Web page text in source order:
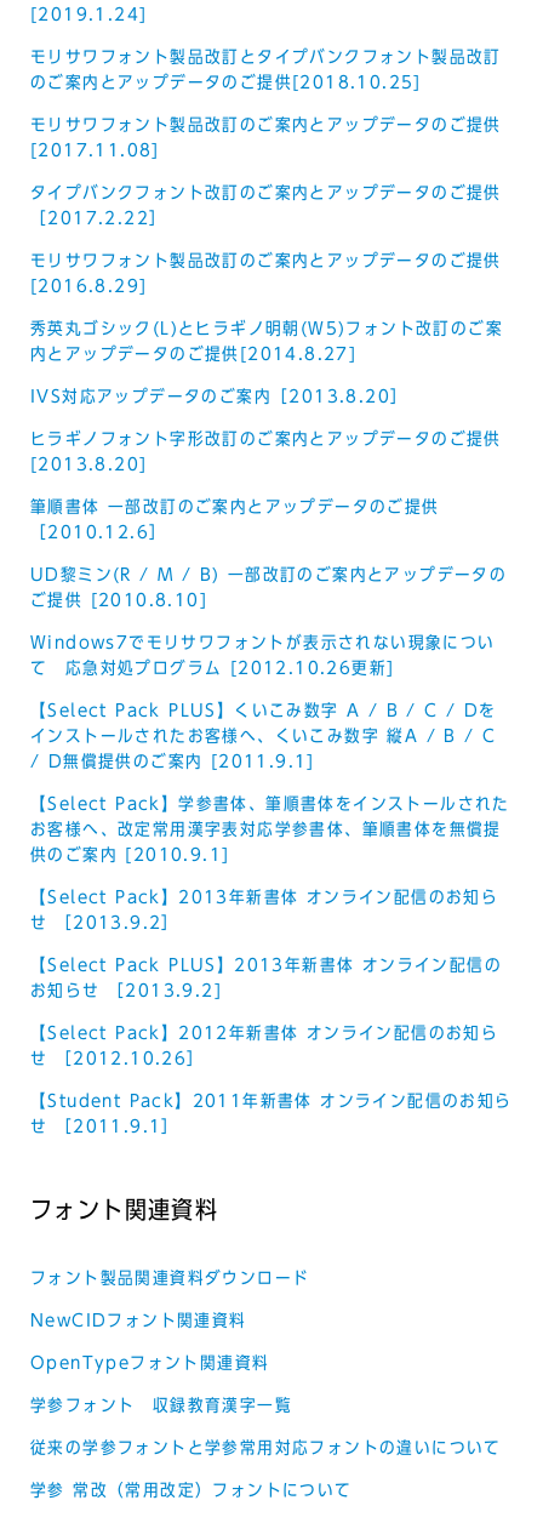
[2019.1.24]
モリサワフォント製品改訂とタイプバンクフォント製品改訂
のご案内とアップデータのご提供[2018.10.25]
モリサワフォント製品改訂のご案内とアップデータのご提供
[2017.11.08]
タイプバンクフォント改訂のご案内とアップデータのご提供
［2017.2.22］
モリサワフォント製品改訂のご案内とアップデータのご提供
[2016.8.29]
秀英丸ゴシック(L)とヒラギノ明朝(W5)フォント改訂のご案
内とアップデータのご提供[2014.8.27]
IVS対応アップデータのご案内［2013.8.20］
ヒラギノフォント字形改訂のご案内とアップデータのご提供
[2013.8.20]
筆順書体 一部改訂のご案内とアップデータのご提供
［2010.12.6］
UD黎ミン(R / M / B) 一部改訂のご案内とアップデータの
ご提供 [2010.8.10]
Windows7でモリサワフォントが表示されない現象につい
て 応急対処プログラム [2012.10.26更新]
【Select Pack PLUS】くいこみ数字 A / B / C / Dを
インストールされたお客様へ、くいこみ数字 縦A / B / C
/ D無償提供のご案内 [2011.9.1]
【Select Pack】学参書体、筆順書体をインストールされた
お客様へ、改定常用漢字表対応学参書体、筆順書体を無償提
供のご案内 [2010.9.1]
【Select Pack】2013年新書体 オンライン配信のお知ら
せ ［2013.9.2］
【Select Pack PLUS】2013年新書体 オンライン配信の
お知らせ ［2013.9.2]
【Select Pack】2012年新書体 オンライン配信のお知ら
せ ［2012.10.26］
【Student Pack】2011年新書体 オンライン配信のお知ら
せ ［2011.9.1］
フォント関連資料
フォント製品関連資料ダウンロード
NewCIDフォント関連資料
OpenTypeフォント関連資料
学参フォント 収録教育漢字一覧
従来の学参フォントと学参常用対応フォントの違いについて
学参 常改（常用改定）フォントについて